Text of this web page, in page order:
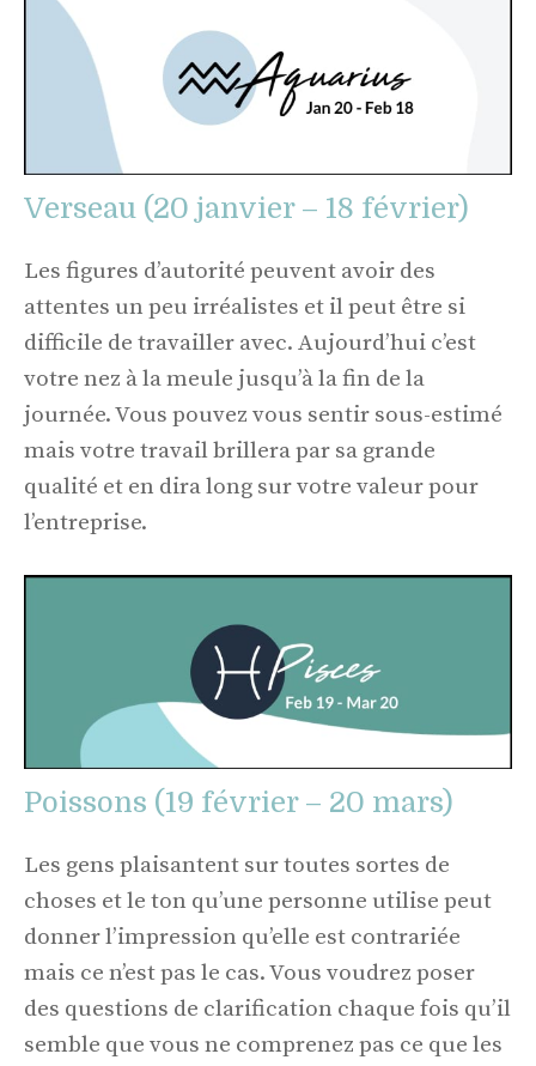
Verseau (20 janvier – 18 février)
Les figures d’autorité peuvent avoir des
attentes un peu irréalistes et il peut être si
difficile de travailler avec. Aujourd’hui c’est
votre nez à la meule jusqu’à la fin de la
journée. Vous pouvez vous sentir sous-estimé
mais votre travail brillera par sa grande
qualité et en dira long sur votre valeur pour
l’entreprise.
Poissons (19 février – 20 mars)
Les gens plaisantent sur toutes sortes de
choses et le ton qu’une personne utilise peut
donner l’impression qu’elle est contrariée
mais ce n’est pas le cas. Vous voudrez poser
des questions de clarification chaque fois qu’il
semble que vous ne comprenez pas ce que les